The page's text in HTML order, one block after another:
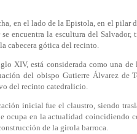
en el lado de la Epistola, en el pilar
encuentra la escultura del Salvador,
cabecera gótica del recinto.
XIV, está considerada como una
del obispo Gutierre Álvarez de
del recinto catedralicio.
inicial fue el claustro, siendo
ocupa en la actualidad coincidiendo
de la girola barroca.